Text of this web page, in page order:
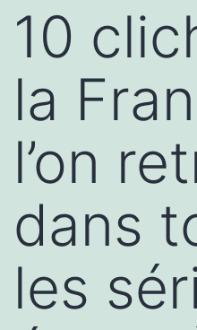
10
la
l’on
dans
les